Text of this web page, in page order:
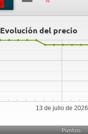
Evolución del precio
13 de julio de 2026
Puntos